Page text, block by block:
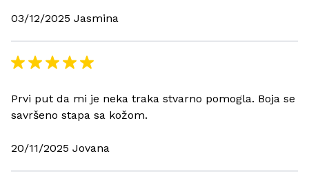
03/12/2025 Jasmina
Prvi put da mi je neka traka stvarno pomogla. Boja se
savršeno stapa sa kožom.
20/11/2025 Jovana